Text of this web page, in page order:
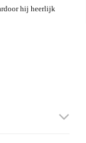
hij heerlijk